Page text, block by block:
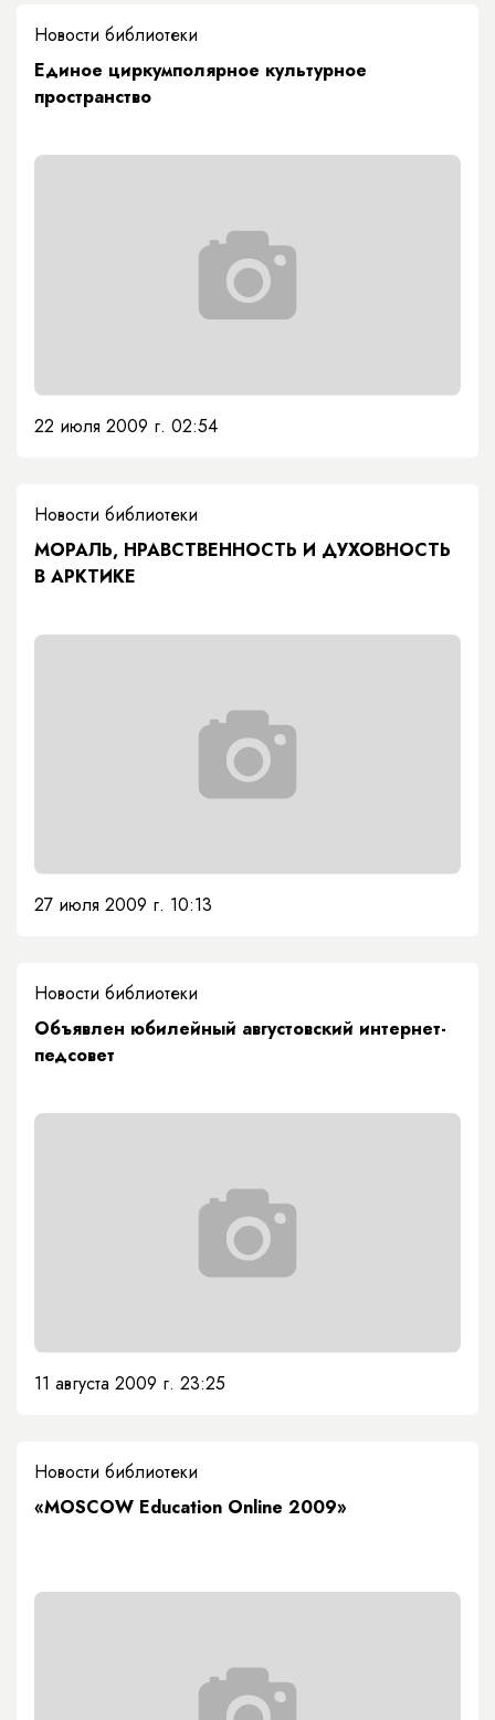
Новости библиотеки
Единое циркумполярное культурное
пространство
22 июля 2009 г. 02:54
Новости библиотеки
МОРАЛЬ, НРАВСТВЕННОСТЬ И ДУХОВНОСТЬ
В АРКТИКЕ
27 июля 2009 г. 10:13
Новости библиотеки
Объявлен юбилейный августовский интернет-
педсовет
11 августа 2009 г. 23:25
Новости библиотеки
«MOSCOW Education Online 2009»